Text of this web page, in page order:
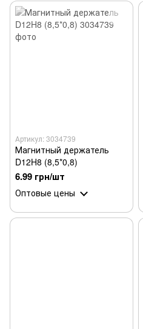
Артикул: 3034739
Магнитный держатель
D12H8 (8,5*0,8)
6.99 грн/шт
Оптовые цены